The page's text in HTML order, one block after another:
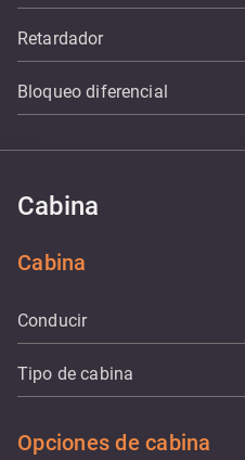
Retardador
Bloqueo diferencial
Cabina
Cabina
Conducir
Tipo de cabina
Opciones de cabina